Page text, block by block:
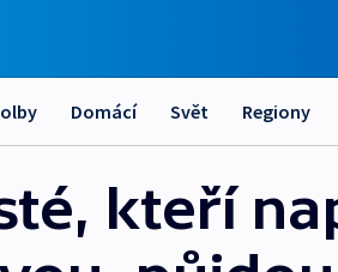
Domácí Svět Regiony
kteří